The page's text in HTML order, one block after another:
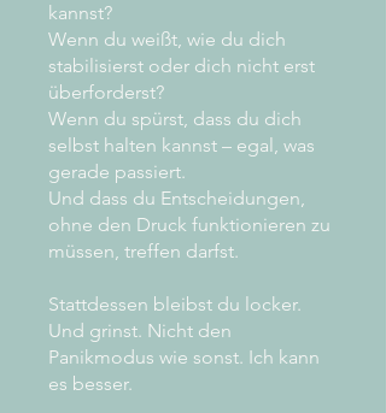
kannst?
Wenn du weißt, wie du dich
stabilisierst oder dich nicht erst
überforderst?
Wenn du spürst, dass du dich
selbst halten kannst – egal, was
gerade passiert.
Und dass du Entscheidungen,
ohne den Druck funktionieren zu
müssen, treffen darfst.
Stattdessen bleibst du locker.
Und grinst. Nicht den
Panikmodus wie sonst. Ich kann
es besser.